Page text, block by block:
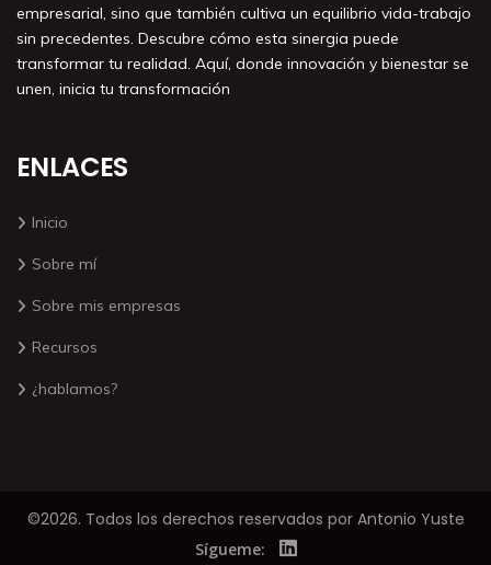
empresarial, sino que también cultiva un equilibrio vida-trabajo
sin precedentes. Descubre cómo esta sinergia puede
transformar tu realidad. Aquí, donde innovación y bienestar se
unen, inicia tu transformación
ENLACES
Inicio
Sobre mí
Sobre mis empresas
Recursos
¿hablamos?
©2026. Todos los derechos reservados por Antonio Yuste
Sígueme: